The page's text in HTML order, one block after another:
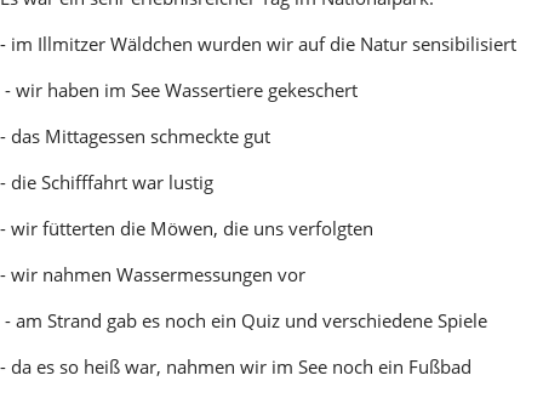
- im Illmitzer Wäldchen wurden wir auf die Natur sensibilisiert
- wir haben im See Wassertiere gekeschert
- das Mittagessen schmeckte gut
- die Schifffahrt war lustig
- wir fütterten die Möwen, die uns verfolgten
- wir nahmen Wassermessungen vor
- am Strand gab es noch ein Quiz und verschiedene Spiele
- da es so heiß war, nahmen wir im See noch ein Fußbad